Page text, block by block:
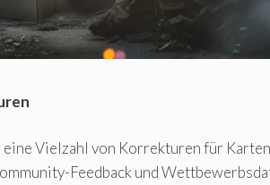
Vielzahl von Korrekturen für
Feedback und